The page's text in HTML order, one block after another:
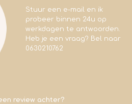
Stuur een e-mail en ik
probeer binnen 24u op
werkdagen te antwoorden.
Heb je een vraag? Bel naar
0630210762
review achter?